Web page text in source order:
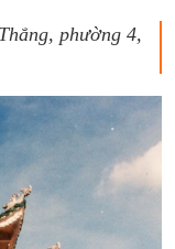
phường 4,